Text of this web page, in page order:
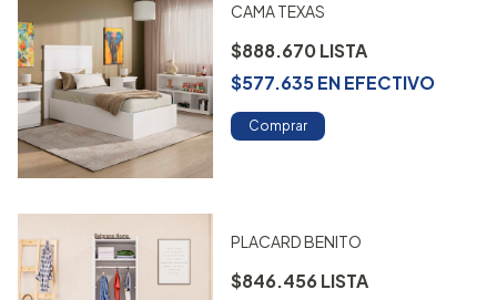
CAMA TEXAS
$888.670
$577.635ENEFECTIVO
Comprar
PLACARD BENITO
$846.456